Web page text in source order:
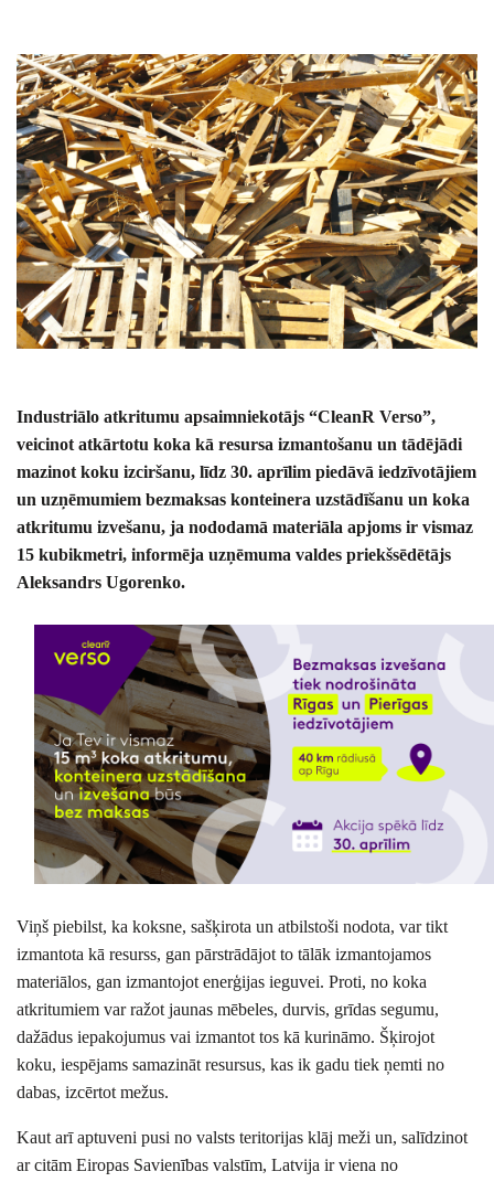
Industriālo atkritumu apsaimniekotājs “CleanR Verso”,
veicinot atkārtotu koka kā resursa izmantošanu un tādējādi
mazinot koku izciršanu, līdz 30. aprīlim piedāvā iedzīvotājiem
un uzņēmumiem bezmaksas konteinera uzstādīšanu un koka
atkritumu izvešanu, ja nododamā materiāla apjoms ir vismaz
15 kubikmetri, informēja uzņēmuma valdes priekšsēdētājs
Aleksandrs Ugorenko.
Viņš piebilst, ka koksne, sašķirota un atbilstoši nodota, var tikt
izmantota kā resurss, gan pārstrādājot to tālāk izmantojamos
materiālos, gan izmantojot enerģijas ieguvei. Proti, no koka
atkritumiem var ražot jaunas mēbeles, durvis, grīdas segumu,
dažādus iepakojumus vai izmantot tos kā kurināmo. Šķirojot
koku, iespējams samazināt resursus, kas ik gadu tiek ņemti no
dabas, izcērtot mežus.
Kaut arī aptuveni pusi no valsts teritorijas klāj meži un, salīdzinot
ar citām Eiropas Savienības valstīm, Latvija ir viena no